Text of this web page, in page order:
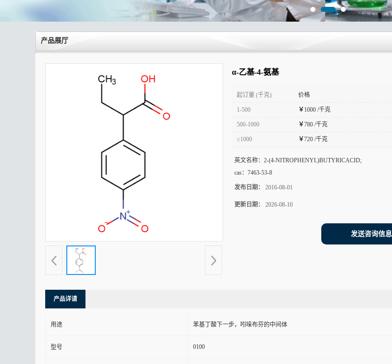
产品展厅
α-乙基-4-氨基
起订量 (千克) 价格
1-500 ￥1000 /千克
500-1000 ￥780 /千克
≥1000 ￥720 /千克
英文名称： 2-(4-NITROPHENYL)BUTYRICACID;
cas： 7463-53-8
发布日期： 2016-08-01
更新日期： 2026-08-10
发送咨询信息
产品详请
用途 苯基丁酸下一步，吲哚布芬的中间体
型号 0100